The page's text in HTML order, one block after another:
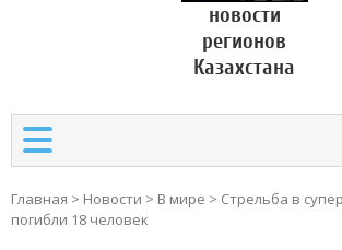
новости
регионов
Казахстана
Главная > Новости > В мире > Стрельба в
погибли 18 человек